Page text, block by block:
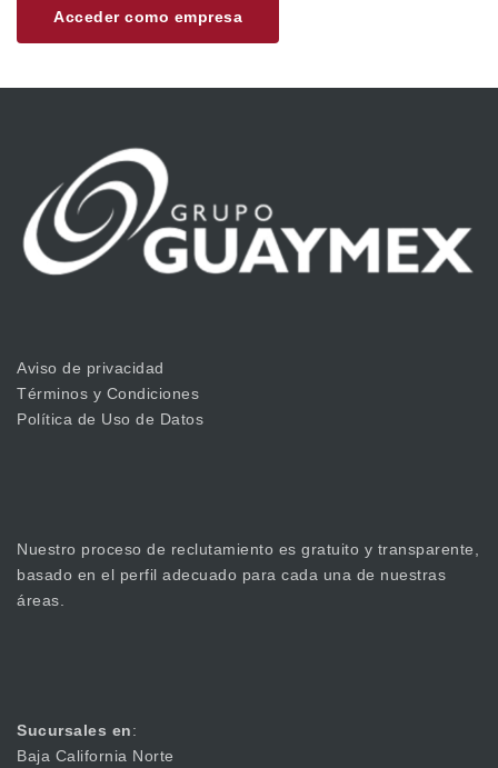
Acceder como empresa
Aviso de privacidad
Términos y Condiciones
Política de Uso de Datos
Nuestro proceso de reclutamiento es gratuito y transparente,
basado en el perfil adecuado para cada una de nuestras
áreas.
Sucursales en:
Baja California Norte